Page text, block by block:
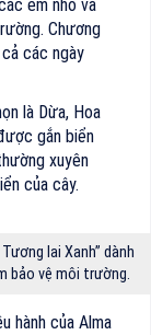
em nhỏ và
Chương
các ngày
là Dừa, Hoa
gắn biển
xuyên
của cây.
lai Xanh” dành
bảo vệ môi trường.
hành của Alma